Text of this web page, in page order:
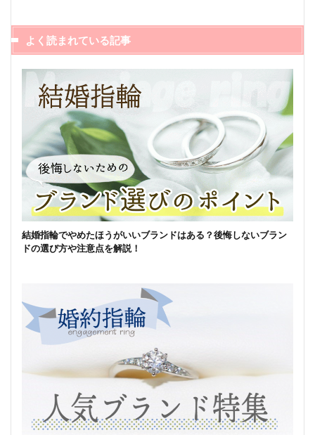
よく読まれている記事
結婚指輪でやめたほうがいいブランドはある？後悔しないブラン
ドの選び方や注意点を解説！